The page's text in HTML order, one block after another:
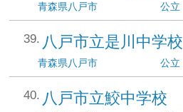
青森県八戸市 公立
八戸市立是川中学校
青森県八戸市 公立
八戸市立鮫中学校